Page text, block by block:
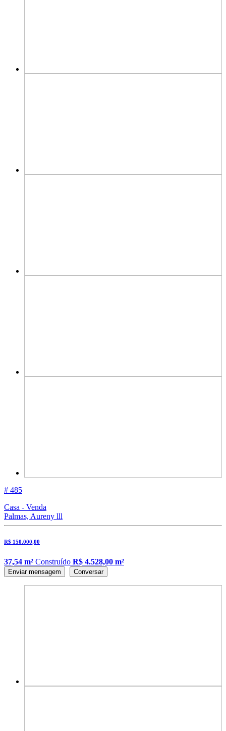
# 485
Casa - Venda
Palmas, Aureny lll
R$ 150.000,00
37,54 m² Construído R$ 4.528,00 m²
Enviar mensagem Conversar